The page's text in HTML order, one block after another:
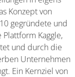
Konzept von
gegründete und
Kaggle,
und durch die
Unternehmen
Ein Kernziel von